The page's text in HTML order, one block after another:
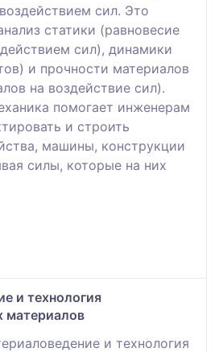
сил. Это
статики (равновесие
сил), динамики
и прочности материалов
на воздействие сил).
помогает инженерам
и строить
машины, конструкции
силы, которые на них
и технология
материалов
и технология